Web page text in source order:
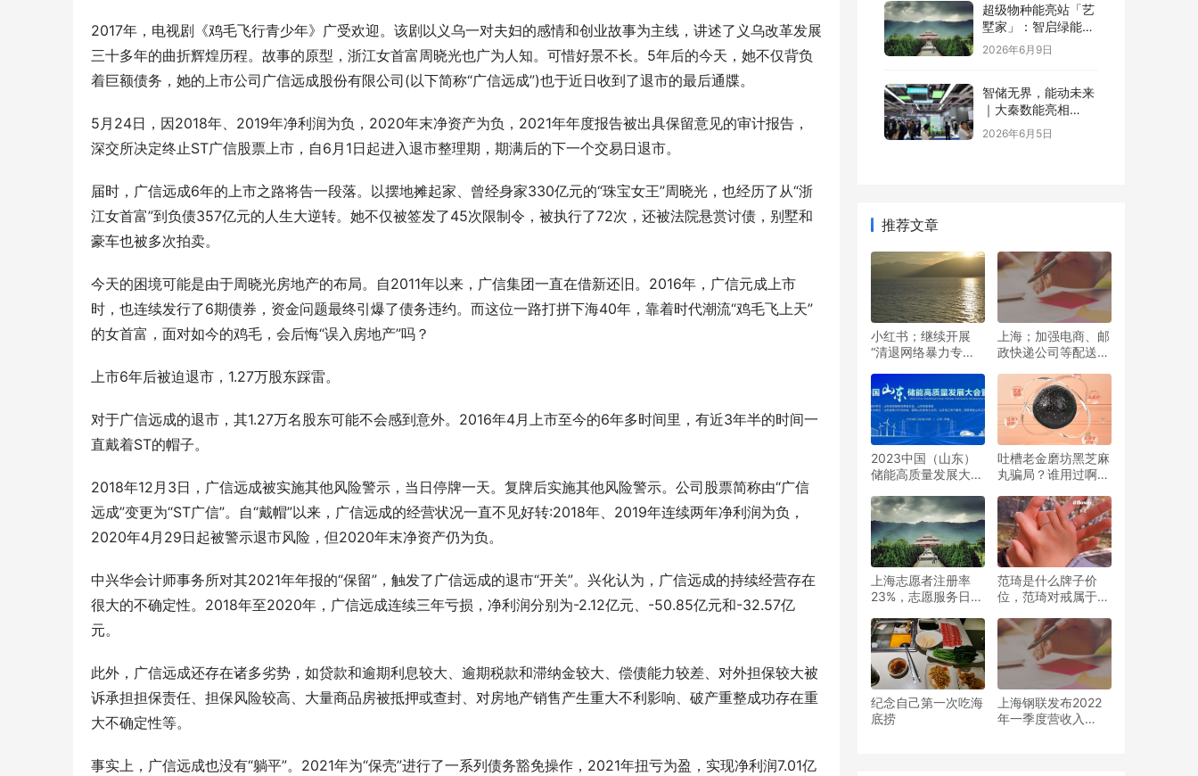
2017年，电视剧《鸡毛飞行青少年》广受欢迎。该剧以义乌一对夫妇的感情和创业故事为主线，讲述了义乌改革发展
三十多年的曲折辉煌历程。故事的原型，浙江女首富周晓光也广为人知。可惜好景不长。5年后的今天，她不仅背负
着巨额债务，她的上市公司广信远成股份有限公司(以下简称“广信远成”)也于近日收到了退市的最后通牒。
5月24日，因2018年、2019年净利润为负，2020年末净资产为负，2021年年度报告被出具保留意见的审计报告，
深交所决定终止ST广信股票上市，自6月1日起进入退市整理期，期满后的下一个交易日退市。
届时，广信远成6年的上市之路将告一段落。以摆地摊起家、曾经身家330亿元的“珠宝女王”周晓光，也经历了从“浙
江女首富”到负债357亿元的人生大逆转。她不仅被签发了45次限制令，被执行了72次，还被法院悬赏讨债，别墅和
豪车也被多次拍卖。
今天的困境可能是由于周晓光房地产的布局。自2011年以来，广信集团一直在借新还旧。2016年，广信元成上市
时，也连续发行了6期债券，资金问题最终引爆了债务违约。而这位一路打拼下海40年，靠着时代潮流“鸡毛飞上天”
的女首富，面对如今的鸡毛，会后悔“误入房地产”吗？
上市6年后被迫退市，1.27万股东踩雷。
对于广信远成的退市，其1.27万名股东可能不会感到意外。2016年4月上市至今的6年多时间里，有近3年半的时间一
直戴着ST的帽子。
2018年12月3日，广信远成被实施其他风险警示，当日停牌一天。复牌后实施其他风险警示。公司股票简称由“广信
远成”变更为“ST广信”。自“戴帽”以来，广信远成的经营状况一直不见好转:2018年、2019年连续两年净利润为负，
2020年4月29日起被警示退市风险，但2020年末净资产仍为负。
中兴华会计师事务所对其2021年年报的“保留”，触发了广信远成的退市“开关”。兴化认为，广信远成的持续经营存在
很大的不确定性。2018年至2020年，广信远成连续三年亏损，净利润分别为-2.12亿元、-50.85亿元和-32.57亿
元。
此外，广信远成还存在诸多劣势，如贷款和逾期利息较大、逾期税款和滞纳金较大、偿债能力较差、对外担保较大被
诉承担担保责任、担保风险较高、大量商品房被抵押或查封、对房地产销售产生重大不利影响、破产重整成功存在重
大不确定性等。
事实上，广信远成也没有“躺平”。2021年为“保壳”进行了一系列债务豁免操作，2021年扭亏为盈，实现净利润7.01亿
超级物种能亮站「艺
墅家」：智启绿能，
省钱又增值
2026年6月9日
智储无界，能动未来
｜大秦数能亮相
SNEC，以全场景储
能方案诠释“智储”新
2026年6月5日
推荐文章
小红书；继续开展
“清退网络暴力专项
上海；加强电商、邮
政快递公司等配送投
2023中国（山东）
储能高质量发展大会
吐槽老金磨坊黑芝麻
丸骗局？谁用过啊，
上海志愿者注册率
23%，志愿服务日益
范琦是什么牌子价
位，范琦对戒属于什
纪念自己第一次吃海
底捞
上海钢联发布2022
年一季度营收入